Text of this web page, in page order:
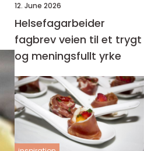
12. June 2026
Helsefagarbeider
fagbrev veien til et trygt
og meningsfullt yrke